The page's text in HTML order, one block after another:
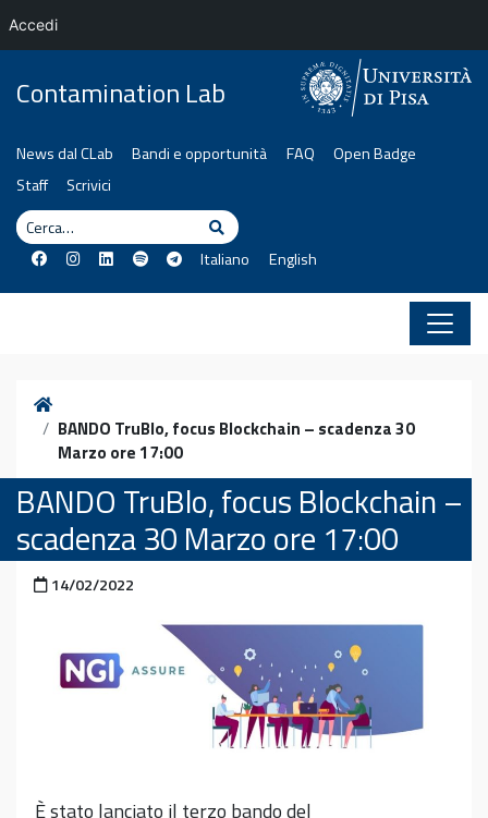
Contamination Lab
News dal CLab Bandi e opportunità FAQ
Open Badge
Staff
Scrivici
Cerca
Cerca
Italiano English
Home
BANDO TruBlo, focus Blockchain – scadenza 30
Marzo ore 17:00
BANDO TruBlo, focus Blockchain –
scadenza 30 Marzo ore 17:00
Pubblicato il
14/02/2022
È stato lanciato il terzo bando del
Accedi